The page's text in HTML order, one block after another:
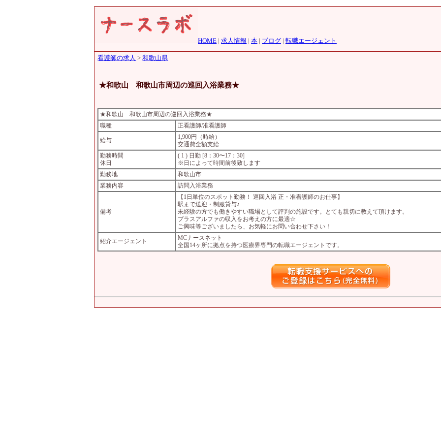
HOME | 求人情報 | 本 | ブログ | 転職エージェント
看護師の求人 >和歌山県
★和歌山 和歌山市周辺の巡回入浴業務★
★和歌山 和歌山市周辺の巡回入浴業務★
職種
正看護師/准看護師
給与
1,900円（時給）
交通費全額支給
勤務時間
休日
( 1 ) 日勤 [8：30〜17：30]
※日によって時間前後致します
勤務地
和歌山市
業務内容
訪問入浴業務
備考
【1日単位のスポット勤務！ 巡回入浴 正・准看護師のお仕事】
駅まで送迎・制服貸与♪
未経験の方でも働きやすい職場として評判の施設です。とても親切に教えて頂けます。
プラスアルファの収入をお考えの方に最適☆
ご興味等ございましたら、お気軽にお問い合わせ下さい！
紹介エージェント
MCナースネット
全国14ヶ所に拠点を持つ医療界専門の転職エージェントです。